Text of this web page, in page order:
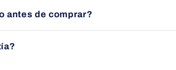
antes de comprar?